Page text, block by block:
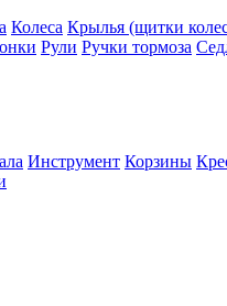
Колеса Крылья (щитки
Рули Ручки тормоза
Инструмент Корзины